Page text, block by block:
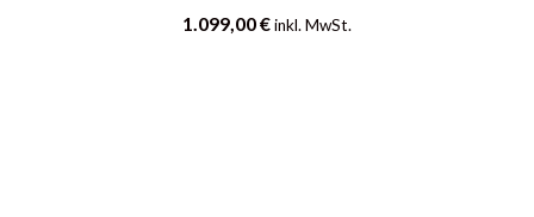
1.099,00€inkl. MwSt.